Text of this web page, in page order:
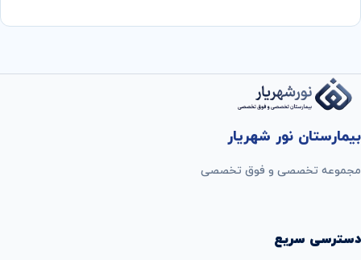
بیمارستان نور شهریار
مجموعه تخصصی و فوق تخصصی
دسترسی سریع